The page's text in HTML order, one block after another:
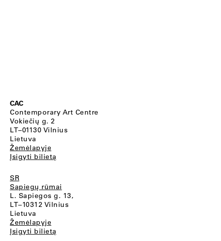
CAC
Contemporary Art Centre
Vokiečių g. 2
LT–01130 Vilnius
Lietuva
Žemėlapyje
Įsigyti bilietą
SR
Sapiegų rūmai
L. Sapiegos g. 13,
LT–10312 Vilnius
Lietuva
Žemėlapyje
Įsigyti bilietą